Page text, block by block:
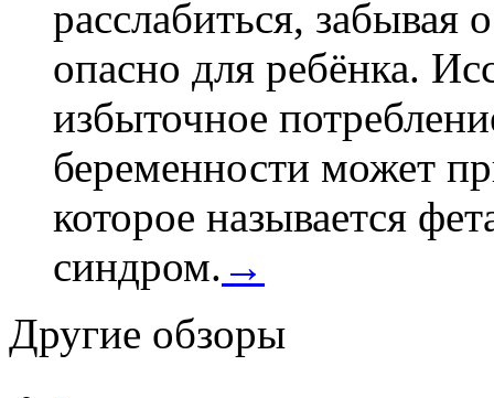
расслабиться, забывая
опасно для ребёнка.
избыточное
беременности может
которое называется
синдром. →
Другие обзоры